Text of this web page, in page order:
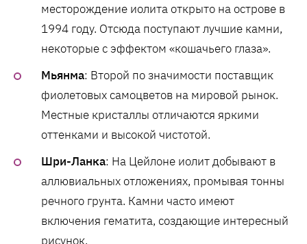
месторождение иолита открыто на острове в
1994 году. Отсюда поступают лучшие камни,
некоторые с эффектом «кошачьего глаза».
Мьянма: Второй по значимости поставщик
фиолетовых самоцветов на мировой рынок.
Местные кристаллы отличаются яркими
оттенками и высокой чистотой.
Шри-Ланка: На Цейлоне иолит добывают в
аллювиальных отложениях, промывая тонны
речного грунта. Камни часто имеют
включения гематита, создающие интересный
рисунок.